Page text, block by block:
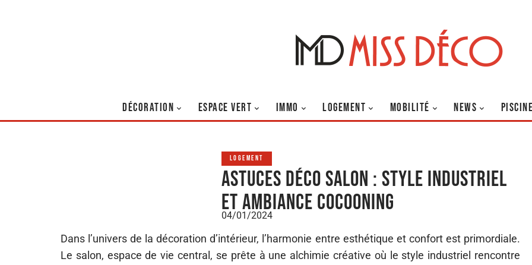
DÉCORATION ESPACE VERT IMMO LOGEMENT MOBILITÉ NEWS PISCINE
LOGEMENT
Astuces déco salon : style industriel
et ambiance cocooning
04/01/2024
Dans l’univers de la décoration d’intérieur, l’harmonie entre esthétique et confort est primordiale.
Le salon, espace de vie central, se prête à une alchimie créative où le style industriel rencontre